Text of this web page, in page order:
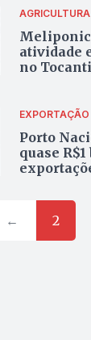
AGRICULTURA
atividade
no
EXPORTAÇÃO
Porto
quase
← 2